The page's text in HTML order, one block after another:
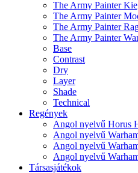
The Army Painter
The Army Painter
The Army Painter
The Army Painter
Base
Contrast
Dry
Layer
Shade
Technical
Regények
Angol nyelvű Horus
Angol nyelvű
Angol nyelvű
Angol nyelvű
Társasjátékok